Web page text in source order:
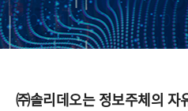
㈜솔리데오는 정보주체의 자